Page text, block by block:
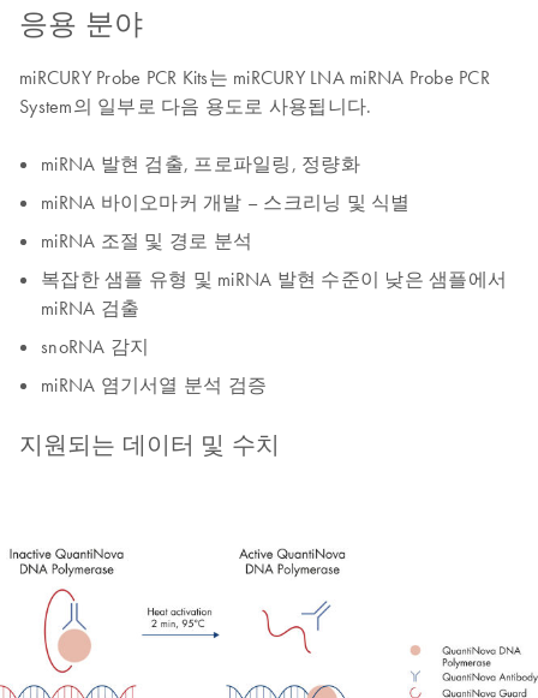
응용 분야
miRCURY Probe PCR Kits는 miRCURY LNA miRNA Probe PCR
System의 일부로 다음 용도로 사용됩니다.
miRNA 발현 검출, 프로파일링, 정량화
miRNA 바이오마커 개발 – 스크리닝 및 식별
miRNA 조절 및 경로 분석
복잡한 샘플 유형 및 miRNA 발현 수준이 낮은 샘플에서
miRNA 검출
snoRNA 감지
miRNA 염기서열 분석 검증
지원되는 데이터 및 수치